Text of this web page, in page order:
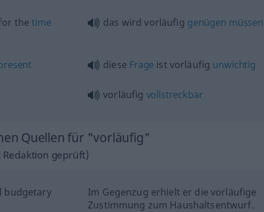
thetime
das wird vorläufig genügen müssen
diese Frage ist vorläufig unwichtig
vorläufig vollstreckbar
Quellen für "vorläufig"
geprüft)
budgetary
Im Gegenzug erhielt er die vorläufige
Zustimmung zum Haushaltsentwurf.